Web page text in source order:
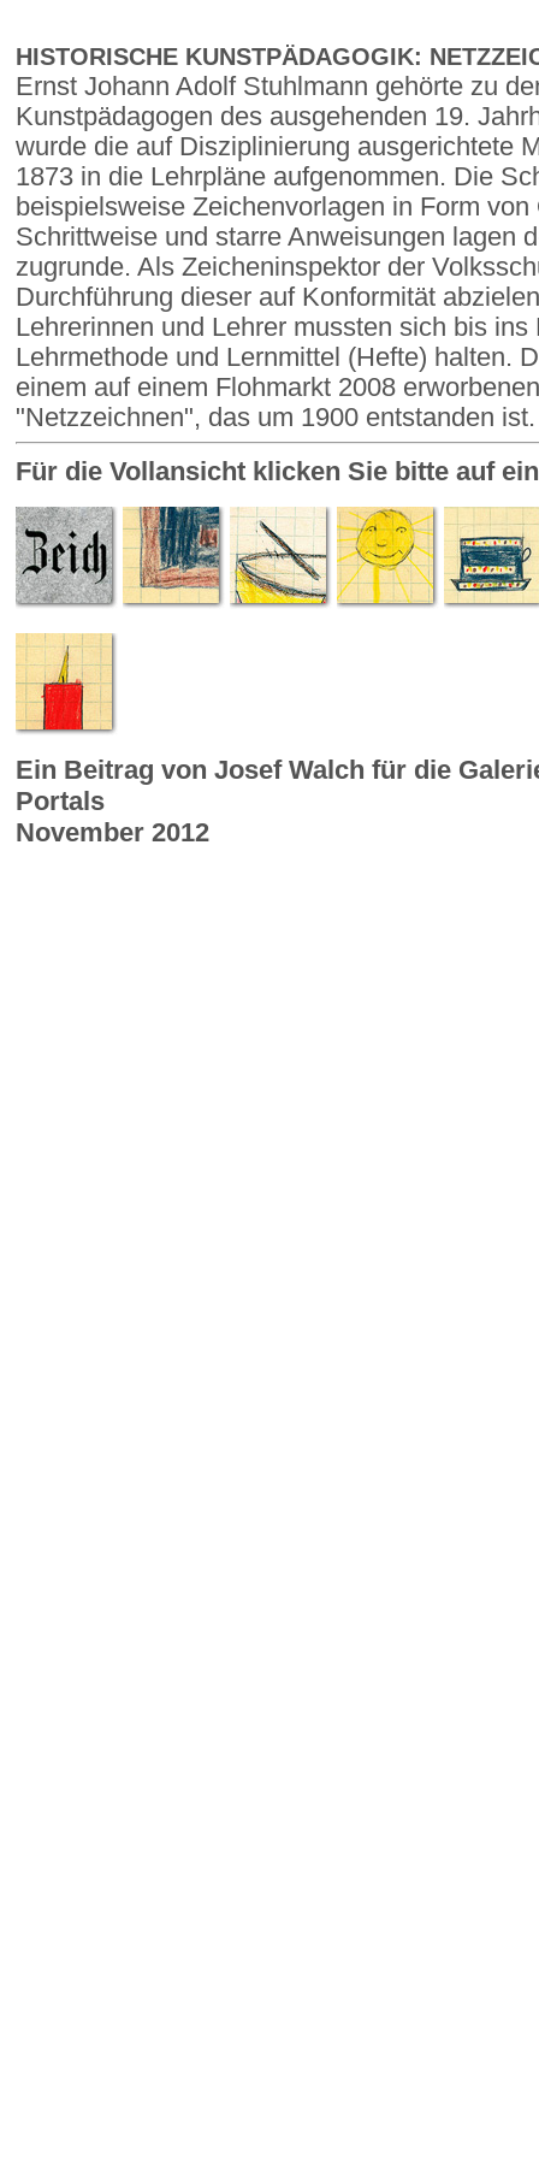
HISTORISCHE KUNSTPÄDAGOGIK:
Ernst Johann Adolf Stuhlmann gehörte zu
Kunstpädagogen des ausgehenden 19.
wurde die auf Disziplinierung ausgerichtete
1873 in die Lehrpläne aufgenommen. Die
beispielsweise Zeichenvorlagen in Form
Schrittweise und starre Anweisungen lagen
zugrunde. Als Zeicheninspektor der
Durchführung dieser auf Konformität
Lehrerinnen und Lehrer mussten sich bis
Lehrmethode und Lernmittel (Hefte) halten.
einem auf einem Flohmarkt 2008
"Netzzeichnen", das um 1900 entstanden ist.
Für die Vollansicht klicken Sie bitte auf
Ein Beitrag von Josef Walch für die
Portals
November 2012